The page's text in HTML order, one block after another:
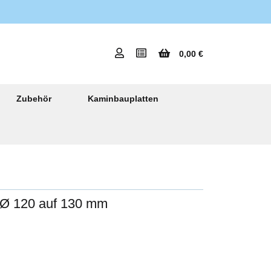
0,00 €
Zubehör Kaminbauplatten
120 auf 130 mm